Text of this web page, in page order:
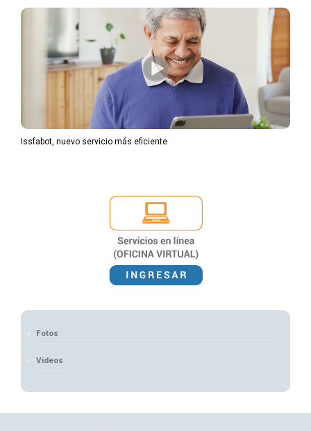
Issfabot, nuevo servicio más eficiente
Fotos
Videos